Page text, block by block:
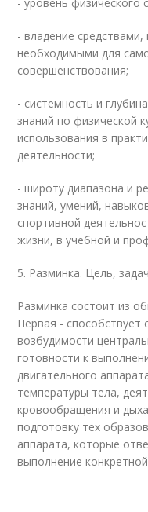
- владение
необходимыми для
совершенствования;
- системность и
знаний по физической
использования в
деятельности;
- широту диапазона и
знаний, умений,
спортивной
жизни, в учебной и
5. Разминка. Цель,
Разминка состоит из
Первая -
возбудимости
готовности к
двигательного
температуры тела,
кровообращения и
подготовку тех
аппарата, которые
выполнение